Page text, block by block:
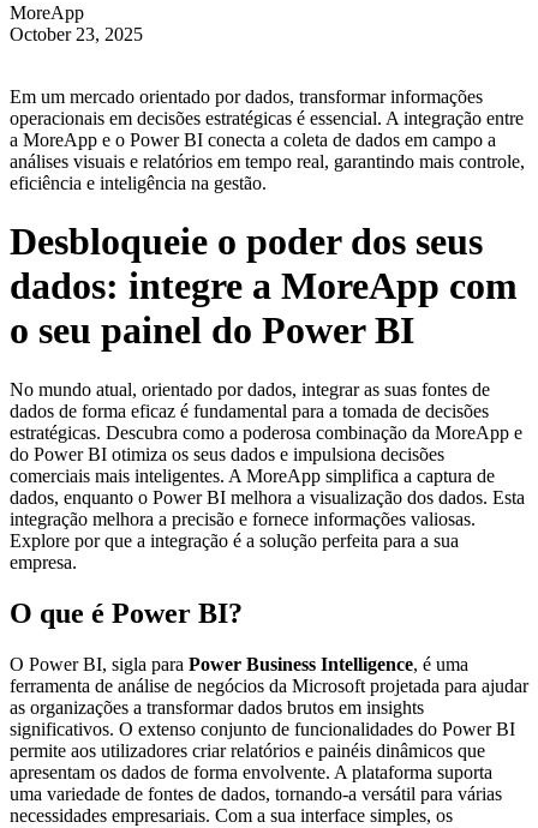
MoreApp
October 23, 2025
Em um mercado orientado por dados, transformar informações
operacionais em decisões estratégicas é essencial. A integração entre
a MoreApp e o Power BI conecta a coleta de dados em campo a
análises visuais e relatórios em tempo real, garantindo mais controle,
eficiência e inteligência na gestão.
Desbloqueie o poder dos seus
dados: integre a MoreApp com
o seu painel do Power BI
No mundo atual, orientado por dados, integrar as suas fontes de
dados de forma eficaz é fundamental para a tomada de decisões
estratégicas. Descubra como a poderosa combinação da MoreApp e
do Power BI otimiza os seus dados e impulsiona decisões
comerciais mais inteligentes. A MoreApp simplifica a captura de
dados, enquanto o Power BI melhora a visualização dos dados. Esta
integração melhora a precisão e fornece informações valiosas.
Explore por que a integração é a solução perfeita para a sua
empresa.
O que é Power BI?
O Power BI, sigla para Power Business Intelligence, é uma
ferramenta de análise de negócios da Microsoft projetada para ajudar
as organizações a transformar dados brutos em insights
significativos. O extenso conjunto de funcionalidades do Power BI
permite aos utilizadores criar relatórios e painéis dinâmicos que
apresentam os dados de forma envolvente. A plataforma suporta
uma variedade de fontes de dados, tornando-a versátil para várias
necessidades empresariais. Com a sua interface simples, os